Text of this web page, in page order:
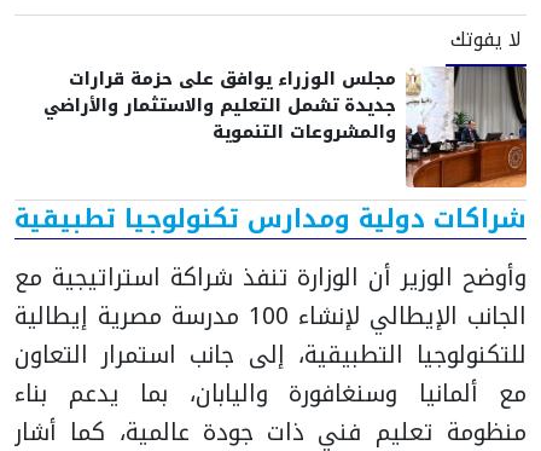
لا يفوتك
مجلس الوزراء يوافق على حزمة قرارات
جديدة تشمل التعليم والاستثمار والأراضي
والمشروعات التنموية
شراكات دولية ومدارس تكنولوجيا تطبيقية
وأوضح الوزير أن الوزارة تنفذ شراكة استراتيجية مع
الجانب الإيطالي لإنشاء 100 مدرسة مصرية إيطالية
للتكنولوجيا التطبيقية، إلى جانب استمرار التعاون
مع ألمانيا وسنغافورة واليابان، بما يدعم بناء
منظومة تعليم فني ذات جودة عالمية، كما أشار